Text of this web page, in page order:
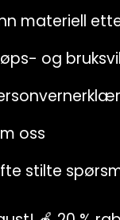
materiell
og
oss
stilte